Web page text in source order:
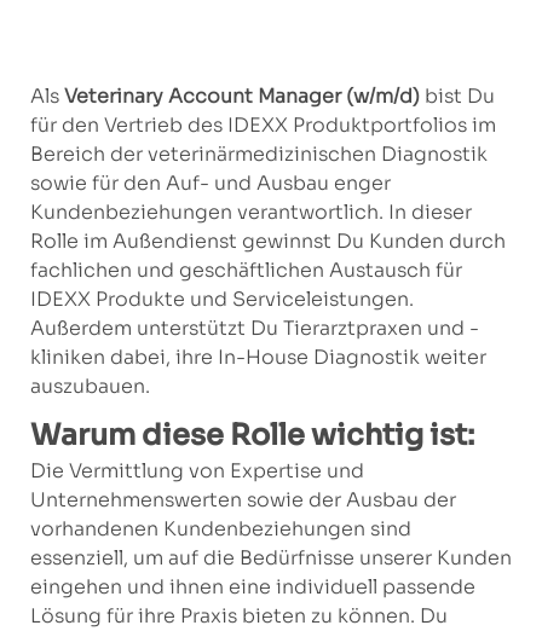
AlsVeterinary Account Manager (w/m/d) bist Du
für den Vertrieb des IDEXX Produktportfolios im
Bereich der veterinärmedizinischen Diagnostik
sowie für den Auf- und Ausbau enger
Kundenbeziehungen verantwortlich. In dieser
Rolle im Außendienst gewinnst Du Kunden durch
fachlichen und geschäftlichen Austausch für
IDEXX Produkte und Serviceleistungen.
Außerdem unterstützt Du Tierarztpraxen und -
kliniken dabei, ihre In-House Diagnostik weiter
auszubauen.
Warum diese Rolle wichtig ist:
Die Vermittlung von Expertise und
Unternehmenswerten sowie der Ausbau der
vorhandenen Kundenbeziehungen sind
essenziell, um auf die Bedürfnisse unserer Kunden
eingehen und ihnen eine individuell passende
Lösung für ihre Praxis bieten zu können. Du